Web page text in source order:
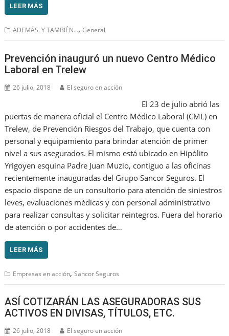
LEER MÁS
ADEMÁS. Y TAMBIÉN...,General
Prevención inauguró un nuevo Centro Médico
Laboral en Trelew
26 julio, 2018 El seguro en acción
El 23 de julio abrió las
puertas de manera oficial el Centro Médico Laboral (CML) en
Trelew, de Prevención Riesgos del Trabajo, que cuenta con
personal y equipamiento para brindar atención de primer
nivel a sus asegurados. El mismo está ubicado en Hipólito
Yrigoyen esquina Padre Juan Muzio, contiguo a las oficinas
recientemente inauguradas del Grupo Sancor Seguros. El
espacio dispone de un consultorio para atención de siniestros
leves, evaluaciones médicas y con personal administrativo
para realizar consultas y solicitar reintegros. Fuera del horario
de atención o por accidentes de…
LEER MÁS
Empresas en acción,Sancor Seguros
ASÍ COTIZARÁN LAS ASEGURADORAS SUS
ACTIVOS EN DIVISAS, TÍTULOS, ETC.
26 julio, 2018 El seguro en acción